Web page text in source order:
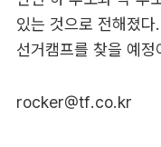
있는 것으로 전해졌
선거캠프를 찾을 예정
rocker@tf.co.kr